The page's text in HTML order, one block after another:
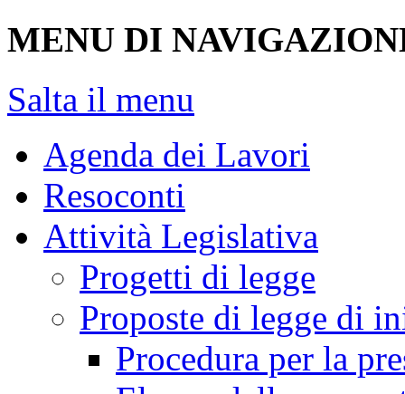
MENU DI
Salta il menu
Agenda dei Lavori
Resoconti
Attività Legislativa
Progetti di legge
Proposte di legge di
Procedura per la